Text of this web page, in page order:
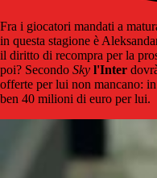
Fra i giocatori mandati a
in questa stagione è
il diritto di recompra per la
poi? Secondo Sky l'Inter
offerte per lui non mancano:
ben 40 milioni di euro per lui.